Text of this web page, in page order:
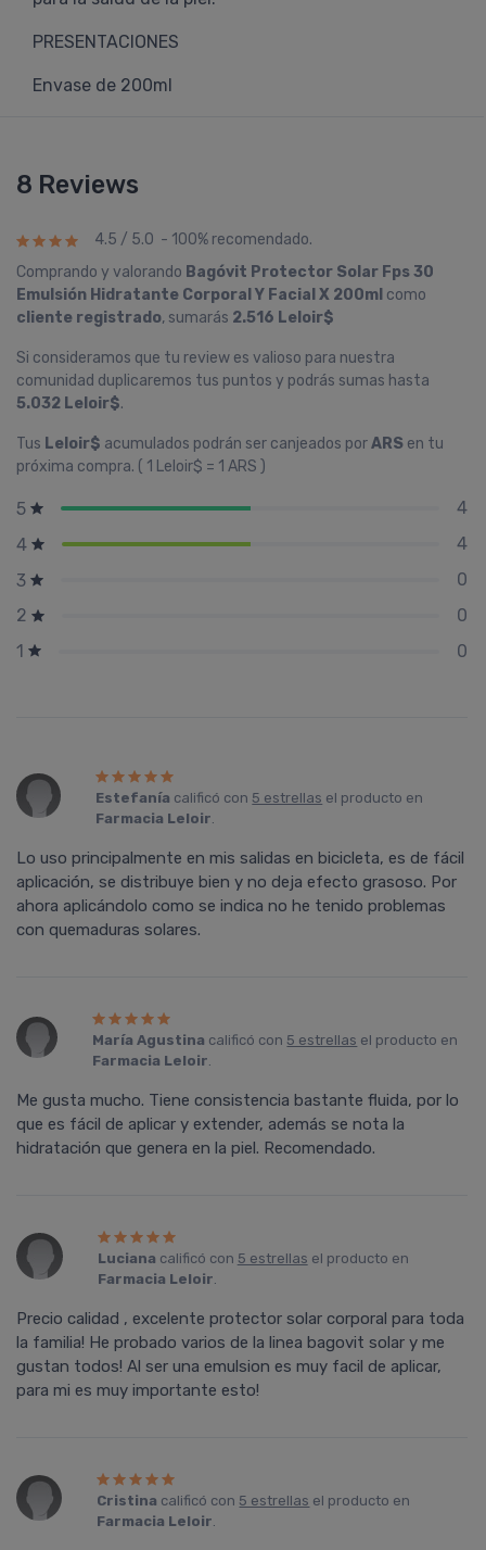
PRESENTACIONES
Envase de 200ml
8 Reviews
4.5 / 5.0 - 100% recomendado.
Comprando y valorando Bagóvit Protector Solar Fps 30
Emulsión Hidratante Corporal Y Facial X 200ml como
cliente registrado, sumarás 2.516 Leloir$
Si consideramos que tu review es valioso para nuestra
comunidad duplicaremos tus puntos y podrás sumas hasta
5.032 Leloir$.
Tus Leloir$ acumulados podrán ser canjeados porARS en tu
próxima compra. ( 1 Leloir$ = 1 ARS )
5
4
4
4
3
0
2
0
1
0
Estefanía calificó con 5 estrellas el producto en
Farmacia Leloir.
Lo uso principalmente en mis salidas en bicicleta, es de fácil
aplicación, se distribuye bien y no deja efecto grasoso. Por
ahora aplicándolo como se indica no he tenido problemas
con quemaduras solares.
María Agustina calificó con 5 estrellas el producto en
Farmacia Leloir.
Me gusta mucho. Tiene consistencia bastante fluida, por lo
que es fácil de aplicar y extender, además se nota la
hidratación que genera en la piel. Recomendado.
Luciana calificó con 5 estrellas el producto en
Farmacia Leloir.
Precio calidad , excelente protector solar corporal para toda
la familia! He probado varios de la linea bagovit solar y me
gustan todos! Al ser una emulsion es muy facil de aplicar,
para mi es muy importante esto!
Cristina calificó con 5 estrellas el producto en
Farmacia Leloir.